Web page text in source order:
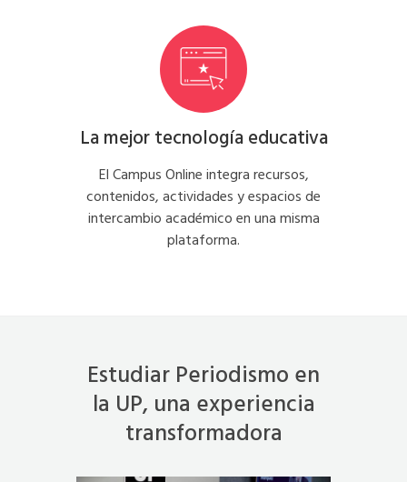
La mejor tecnología educativa
El Campus Online integra recursos,
contenidos, actividades y espacios de
intercambio académico en una misma
plataforma.
Estudiar Periodismo en
la UP, una experiencia
transformadora